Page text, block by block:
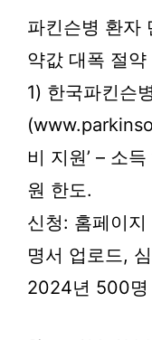
파킨슨병 환자
약값 대폭 절
1) 한국파킨슨
비 지원’ – 소
원 한도.
신청: 홈페이
명서 업로드,
2024년 500명